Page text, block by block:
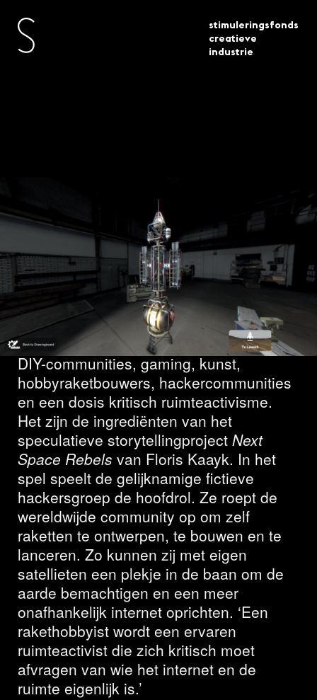
stimuleringsfonds
creatieve
industrie
next space rebels
Next Space Rebels:
Een race naar
internetvrijheid
DIY-communities, gaming, kunst,
hobbyraketbouwers, hackercommunities
en een dosis kritisch ruimteactivisme.
Het zijn de ingrediënten van het
speculatieve storytellingproject Next
Space Rebels van Floris Kaayk. In het
spel speelt de gelijknamige fictieve
hackersgroep de hoofdrol. Ze roept de
wereldwijde community op om zelf
raketten te ontwerpen, te bouwen en te
lanceren. Zo kunnen zij met eigen
satellieten een plekje in de baan om de
aarde bemachtigen en een meer
onafhankelijk internet oprichten. ‘Een
rakethobbyist wordt een ervaren
ruimteactivist die zich kritisch moet
afvragen van wie het internet en de
ruimte eigenlijk is.’